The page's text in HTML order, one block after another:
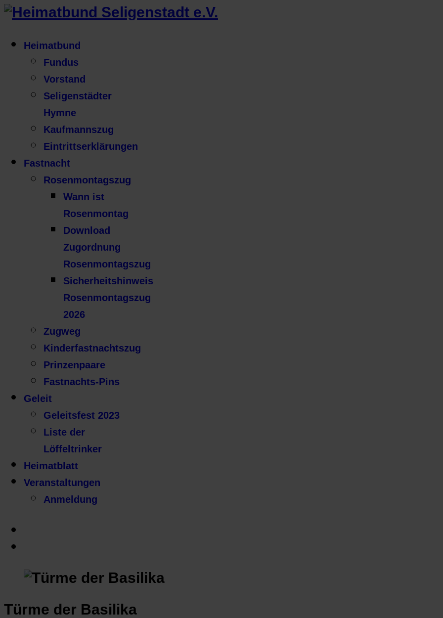
Heimatbund
Fundus
Vorstand
Seligenstädter
Hymne
Kaufmannszug
Eintrittserklärungen
Fastnacht
Rosenmontagszug
Wann ist
Rosenmontag
Download
Zugordnung
Rosenmontagszug
Sicherheitshinweis
Rosenmontagszug
2026
Zugweg
Kinderfastnachtszug
Prinzenpaare
Fastnachts-Pins
Geleit
Geleitsfest 2023
Liste der
Löffeltrinker
Heimatblatt
Veranstaltungen
Anmeldung
Türme der Basilika